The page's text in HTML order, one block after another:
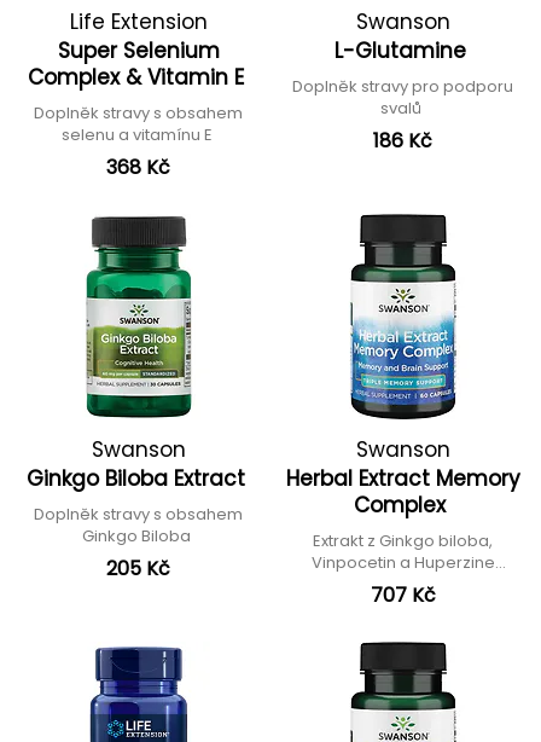
Life Extension
Super Selenium
Complex & Vitamin E
Doplněk stravy s obsahem
selenu a vitamínu E
368 Kč
Swanson
L-Glutamine
Doplněk stravy pro podporu
svalů
186 Kč
Swanson
Ginkgo Biloba Extract
Doplněk stravy s obsahem
Ginkgo Biloba
205 Kč
Swanson
Herbal Extract Memory
Complex
Extrakt z Ginkgo biloba,
Vinpocetin a Huperzine
serrata
707 Kč